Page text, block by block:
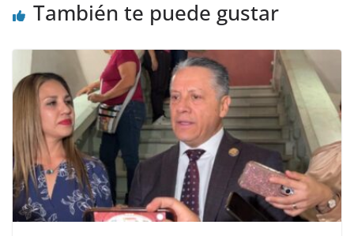
También te puede gustar